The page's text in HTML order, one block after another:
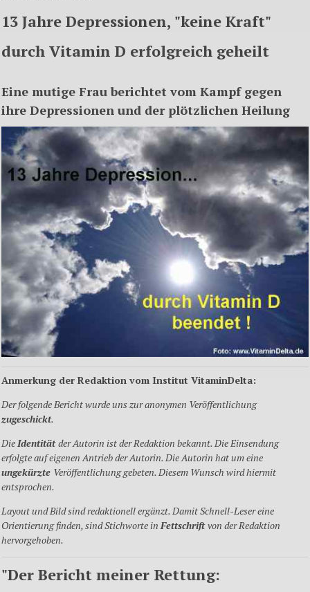
13 Jahre Depressionen, "keine Kraft"
durch Vitamin D erfolgreich geheilt
Eine mutige Frau berichtet vom Kampf gegen
ihre Depressionen und der plötzlichen Heilung
Anmerkung der Redaktion vom Institut VitaminDelta:
Der folgende Bericht wurde uns zur anonymen Veröffentlichung
zugeschickt.
DieIdentitätder Autorin ist der Redaktion bekannt. Die Einsendung
erfolgte auf eigenen Antrieb der Autorin. Die Autorin hat um eine
ungekürzte Veröffentlichung gebeten. Diesem Wunsch wird hiermit
entsprochen.
Layout und Bild sind redaktionellergänzt. DamitSchnell-Leser eine
Orientierung finden, sind Stichworte inFettschriftvon der Redaktion
hervorgehoben.
"Der Bericht meiner Rettung: